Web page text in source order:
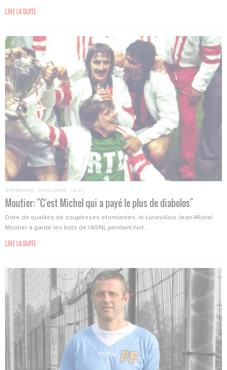
LIRE LA SUITE
INTERVIEWS · 24/02/2008 - 16:37
Moutier: "C'est Michel qui a payé le plus de diabolos"
Doté de qualités de souplesses étonnantes, le Lunévillois Jean-Michel
Moutier a gardé les buts de l’ASNL pendant huit...
LIRE LA SUITE